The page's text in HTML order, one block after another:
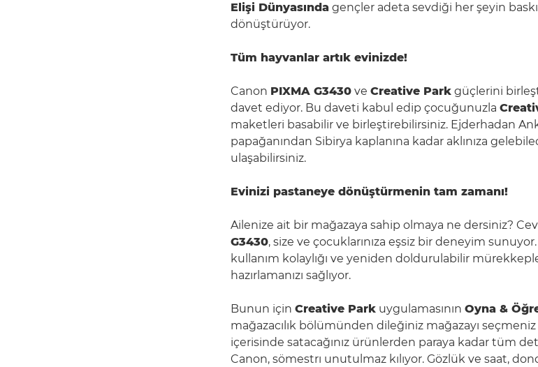
Elişi Dünyasında gençler adeta sevdiği her şeyin
dönüştürüyor.
Tüm hayvanlar artık evinizde!
Canon PIXMA G3430 ve Creative Park güçlerini
davet ediyor. Bu daveti kabul edip çocuğunuzla
maketleri basabilir ve birleştirebilirsiniz. Ejderhadan
papağanından Sibirya kaplanına kadar aklınıza
ulaşabilirsiniz.
Evinizi pastaneye dönüştürmenin tam zamanı!
Ailenize ait bir mağazaya sahip olmaya ne dersiniz?
G3430, size ve çocuklarınıza eşsiz bir deneyim sunuyor.
kullanım kolaylığı ve yeniden doldurulabilir
hazırlamanızı sağlıyor.
Bunun için Creative Park uygulamasının Oyna &
mağazacılık bölümünden dileğiniz mağazayı seçmeniz
içerisinde satacağınız ürünlerden paraya kadar tüm
Canon, sömestrı unutulmaz kılıyor. Gözlük ve saat,